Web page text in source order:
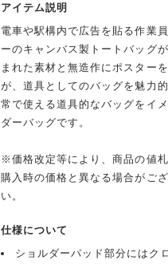
OLIVE
アイテム説明
電車や駅構内で広告を貼る作業
ーのキャンバス製トートバッグ
まれた素材と無造作にポスター
が、道具としてのバッグを魅力
常で使える道具的なバッグをイ
ダーバッグです。
※価格改定等により、商品の値
購入時の価格と異なる場合がご
い。
仕様について
ショルダーパッド部分にはク